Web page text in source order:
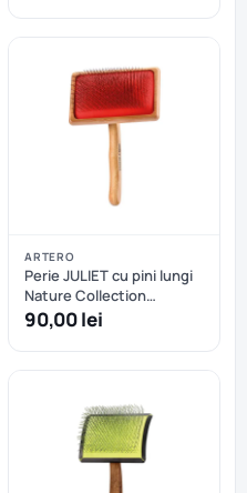
ARTERO
Perie JULIET cu pini lungi
Nature Collection
ARTERO - L
90,00 lei